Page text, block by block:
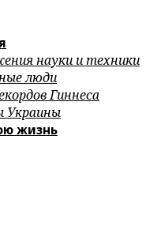
науки и техники
люди
Гиннеса
Украины
жизнь